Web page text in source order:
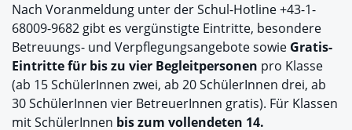
Nach Voranmeldung unter der Schul-Hotline +43-1-
68009-9682 gibt es vergünstigte Eintritte, besondere
Betreuungs- und Verpflegungsangebote sowie Gratis-
Eintritte für bis zu vier Begleitpersonen pro Klasse
(ab 15 SchülerInnen zwei, ab 20 SchülerInnen drei, ab
30 SchülerInnen vier BetreuerInnen gratis). Für Klassen
mit SchülerInnen bis zum vollendeten 14.